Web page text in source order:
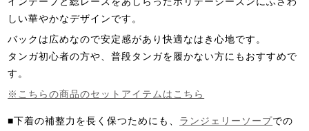
しい華やかなデザインです。
バックは広めなので安定感があり快適なはき心地です。
タンガ初心者の方や、普段タンガを履かない方にもおすすめで
す。
※こちらの商品のセットアイテムはこちら
■下着の補整力を長く保つためにも、 ランジェリーソープでの